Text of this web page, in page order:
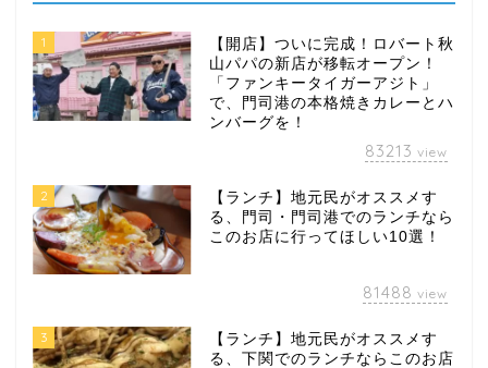
1
【開店】ついに完成！ロバート秋
山パパの新店が移転オープン！
「ファンキータイガーアジト」
で、門司港の本格焼きカレーとハ
ンバーグを！
83213 view
2
【ランチ】地元民がオススメす
る、門司・門司港でのランチなら
このお店に行ってほしい10選！
81488 view
3
【ランチ】地元民がオススメす
る、下関でのランチならこのお店